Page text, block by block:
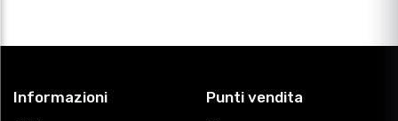
Informazioni Punti vendita